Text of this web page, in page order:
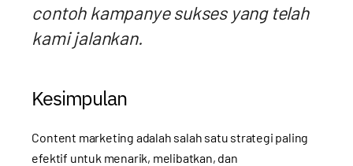
contoh kampanye sukses yang telah
kami jalankan.
Kesimpulan
Content marketing adalah salah satu strategi paling
efektif untuk menarik, melibatkan, dan